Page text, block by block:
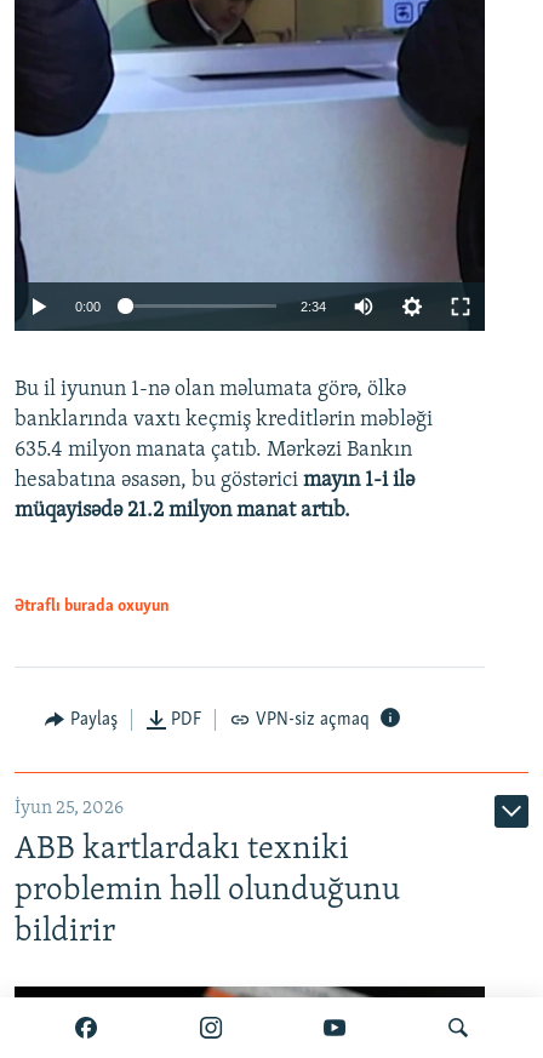
Auto 240p 360p 480p
720p 1080p
0:00 2:34
360p
480p
720p
Bu il iyunun 1-nə olan məlumata görə, ölkə
banklarında vaxtı keçmiş kreditlərin məbləği
635.4 milyon manata çatıb. Mərkəzi Bankın
hesabatına əsasən, bu göstərici mayın 1-i ilə
müqayisədə 21.2 milyon manat artıb.
Ətraflı burada oxuyun
Paylaş PDF VPN-siz açmaq
İyun 25, 2026
ABB kartlardakı texniki
problemin həll olunduğunu
bildirir